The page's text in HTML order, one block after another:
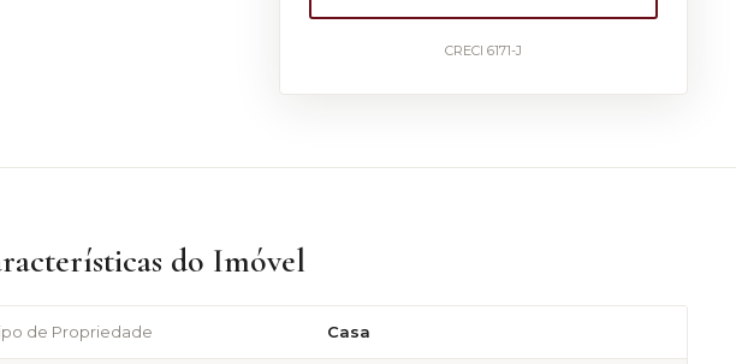
CRECI 6171-J
do Imóvel
de Propriedade Casa